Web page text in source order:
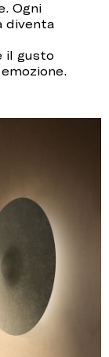
Ogni
diventa
il gusto